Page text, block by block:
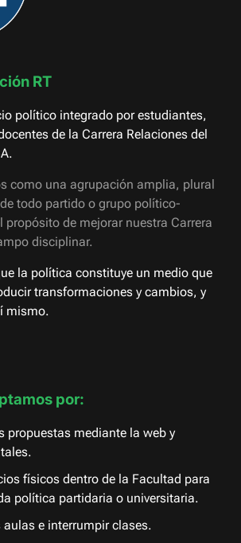
RT
político integrado por estudiantes,
de la Carrera Relaciones del
como una agrupación amplia, plural
todo partido o grupo político-
propósito de mejorar nuestra Carrera
disciplinar.
la política constituye un medio que
transformaciones y cambios, y
mismo.
por:
propuestas mediante la web y
físicos dentro de la Facultad para
política partidaria o universitaria.
e interrumpir clases.